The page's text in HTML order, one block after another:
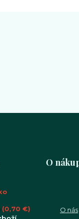
(0,70 €)
O
O nás